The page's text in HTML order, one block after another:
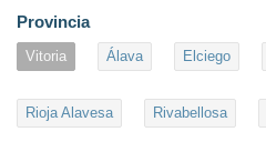
Provincia
Vitoria Álava Elciego
Rioja Alavesa Rivabellosa